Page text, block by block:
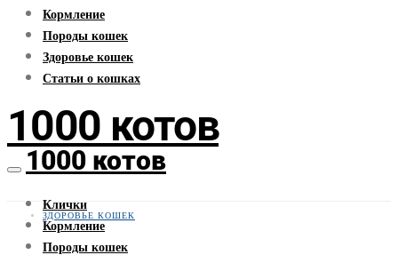
Кормление
Породы кошек
Здоровье кошек
Статьи о кошках
1000 котов
1000 котов
Клички
Кормление
Породы кошек
ЗДОРОВЬЕ КОШЕК